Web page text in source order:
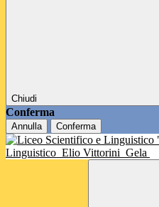
Chiudi
Conferma
Annulla Conferma
Linguistico Elio Vittorini Gela